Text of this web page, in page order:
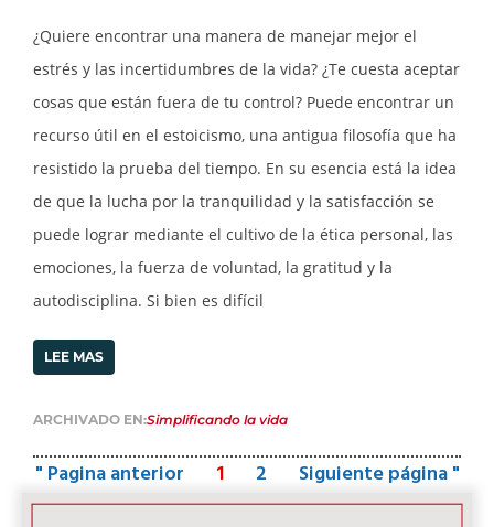
¿Quiere encontrar una manera de manejar mejor el
estrés y las incertidumbres de la vida? ¿Te cuesta aceptar
cosas que están fuera de tu control? Puede encontrar un
recurso útil en el estoicismo, una antigua filosofía que ha
resistido la prueba del tiempo. En su esencia está la idea
de que la lucha por la tranquilidad y la satisfacción se
puede lograr mediante el cultivo de la ética personal, las
emociones, la fuerza de voluntad, la gratitud y la
autodisciplina. Si bien es difícil
LEE MAS
ARCHIVADO EN:Simplificando la vida
" Pagina anterior 1 2 Siguiente página "